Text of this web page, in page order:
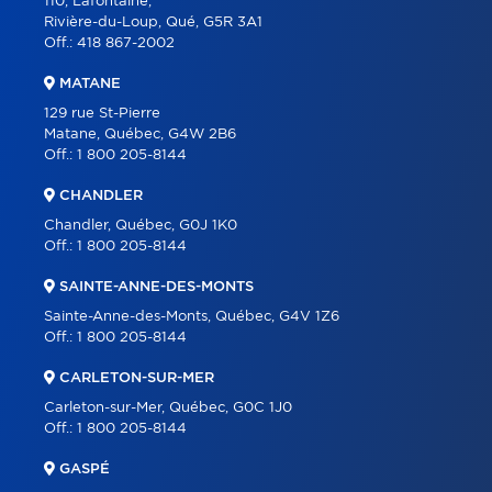
Rivière-du-Loup, Qué, G5R 3A1
Off.: 418 867-2002
MATANE
129 rue St-Pierre
Matane, Québec, G4W 2B6
Off.: 1 800 205-8144
CHANDLER
Chandler, Québec, G0J 1K0
Off.: 1 800 205-8144
SAINTE-ANNE-DES-MONTS
Sainte-Anne-des-Monts, Québec, G4V 1Z6
Off.: 1 800 205-8144
CARLETON-SUR-MER
Carleton-sur-Mer, Québec, G0C 1J0
Off.: 1 800 205-8144
GASPÉ